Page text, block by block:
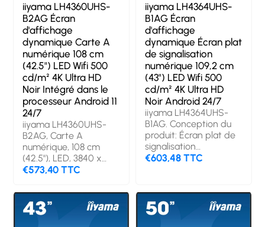
iiyama LH4360UHS-
B2AG Écran
d'affichage
dynamique Carte A
numérique 108 cm
(42.5") LED Wifi 500
cd/m² 4K Ultra HD
Noir Intégré dans le
processeur Android 11
24/7
iiyama LH4360UHS-
B2AG, Carte A
numérique, 108 cm
(42.5"), LED, 3840 x
2160 pixels, Wifi, 24/7
€573,40 TTC
iiyama LH4364UHS-
B1AG Écran
d'affichage
dynamique Écran plat
de signalisation
numérique 109,2 cm
(43") LED Wifi 500
cd/m² 4K Ultra HD
Noir Android 24/7
iiyama LH4364UHS-
B1AG. Conception du
produit: Écran plat de
signalisation
numérique. Taille de
d'affichage: LED,
Résolution de l'écran:
3840 x 2160 pixels,
€603,48 TTC